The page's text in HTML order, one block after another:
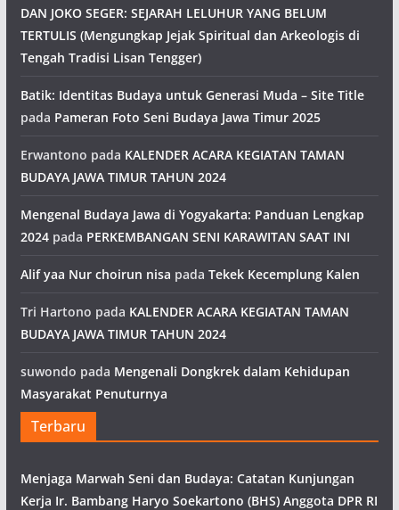
DAN JOKO SEGER: SEJARAH LELUHUR YANG BELUM
TERTULIS (Mengungkap Jejak Spiritual dan Arkeologis di
Tengah Tradisi Lisan Tengger)
Batik: Identitas Budaya untuk Generasi Muda – Site Title
pada Pameran Foto Seni Budaya Jawa Timur 2025
Erwantono pada KALENDER ACARA KEGIATAN TAMAN
BUDAYA JAWA TIMUR TAHUN 2024
Mengenal Budaya Jawa di Yogyakarta: Panduan Lengkap
2024pada PERKEMBANGAN SENI KARAWITAN SAAT INI
Alif yaa Nur choirun nisa pada Tekek Kecemplung Kalen
Tri Hartono pada KALENDER ACARA KEGIATAN TAMAN
BUDAYA JAWA TIMUR TAHUN 2024
suwondo pada Mengenali Dongkrek dalam Kehidupan
Masyarakat Penuturnya
Terbaru
Menjaga Marwah Seni dan Budaya: Catatan Kunjungan
Kerja Ir. Bambang Haryo Soekartono (BHS) Anggota DPR RI